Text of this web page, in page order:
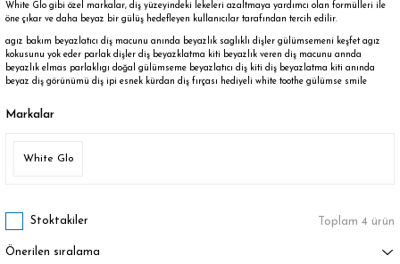
White Glo gibi özel markalar, diş yüzeyindeki lekeleri azaltmaya yardımcı olan formülleri ile
öne çıkar ve daha beyaz bir gülüş hedefleyen kullanıcılar tarafından tercih edilir.
agız bakım beyazlatıcı diş macunu anında beyazlık saglıklı dişler gülümsemeni keşfet agız
kokusunu yok eder parlak dişler diş beyazklatma kiti beyazlık veren diş macunu annda
beyazlık elmas parlaklıgı doğal gülümseme beyazlatıcı diş kiti diş beyazlatma kiti anında
beyaz diş görünümü diş ipi esnek kürdan diş fırçası hediyeli white toothe gülümse smile
Markalar
White Glo
Stoktakiler Toplam 4 ürün